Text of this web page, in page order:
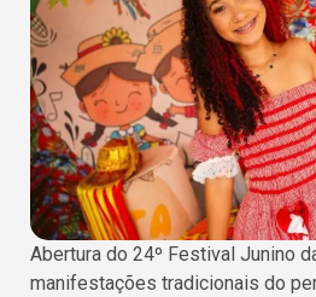
Abertura do 24º Festival Junino
manifestações tradicionais do